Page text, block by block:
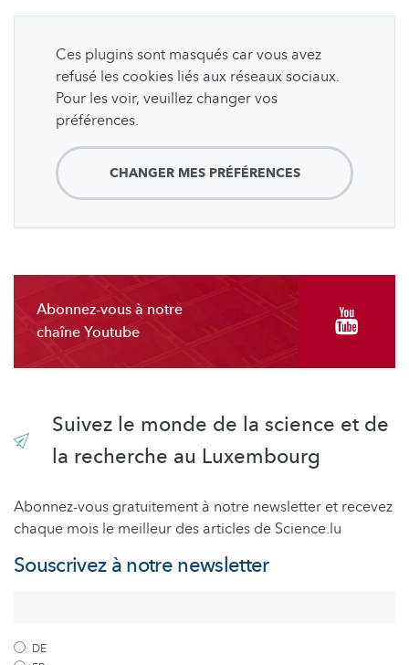
Ces plugins sont masqués car vous avez
refusé les cookies liés aux réseaux sociaux.
Pour les voir, veuillez changer vos
préférences.
CHANGER MES PRÉFÉRENCES
Abonnez-vous à notre
chaîne Youtube
Suivez le monde de la science et de
la recherche au Luxembourg
Abonnez-vous gratuitement à notre newsletter et recevez
chaque mois le meilleur des articles de Science.lu
Souscrivez à notre newsletter
DE